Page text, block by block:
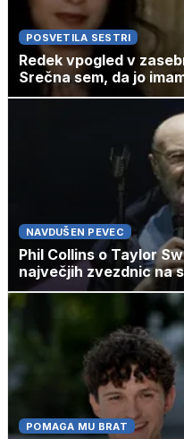
POSVETILA SESTRI
Redek vpogled v
Srečna sem, da jo
NAVDUŠEN PEVEC
Phil Collins o Taylor
največjih zvezdnic na
POMAGA MU BRAT